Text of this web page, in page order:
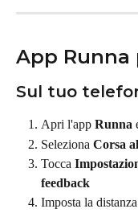
App Runna
Sul tuo
Apri l'app Runna
Seleziona Corsa
Tocca
feedback
Imposta la